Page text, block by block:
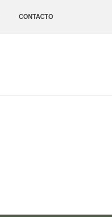
CONTACTO